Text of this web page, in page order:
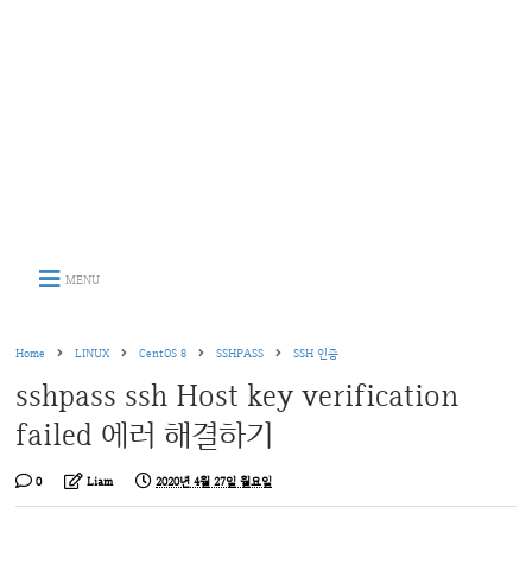
MENU
Home LINUX CentOS 8 SSHPASS SSH 인증
sshpass ssh Host key verification
failed 에러 해결하기
0 Liam 2020년 4월 27일 월요일